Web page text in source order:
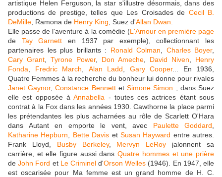
artistique Helen Ferguson, la star s'illustre désormais, dans des
productions de prestige, telles que Les Croisades de Cecil B.
DeMille , Ramona de Henry King , Suez d'Allan Dwan
Elle passe de l'aventure à la comédie (L'Amour en première page
de Tay Garnett en 1937 par exemple), collectionnant les
partenaires les plus brillants : Ronald Colman Charles Boyer,
Cary Grant
Tyrone Power, Don Ameche David Niven
Henry
Fonda
Fredric March Alan Ladd Gary Cooper... En 1936,
Quatre Femmes à la recherche du bonheur lui donne pour rivales
Janet Gaynor,Constance BennettetSimone Simon ; dans Suez
elle est opposée àAnnabella - toutes ces actrices étant sous
contrat à la Fox dans les années 1930. Cawthorne la place parmi
les prétendantes les plus acharnées au rôle de Scarlett O'Hara
dans Autant en emporte le vent, avec Paulette Goddard
Katharine Hepburn
Bette Davis et Susan Hayward entre autres.
Frank Lloyd, Busby Berkeley, Mervyn LeRoy jalonnent sa
carrière, et elle figure aussi dansQuatre hommes et une prière
deJohn Ford et Le Crimineld'Orson Welles (1946). En 1947, elle
est oscarisée pour Ma femme est un grand homme de H. C.